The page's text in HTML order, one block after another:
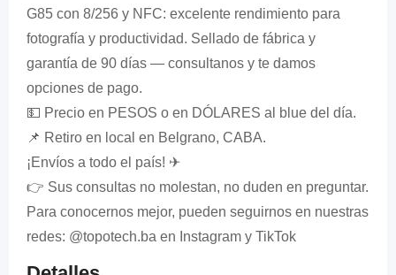
G85 con 8/256 y NFC: excelente rendimiento para
fotografía y productividad. Sellado de fábrica y
garantía de 90 días — consultanos y te damos
opciones de pago.
💵 Precio en PESOS o en DÓLARES al blue del día.
📌 Retiro en local en Belgrano, CABA.
¡Envíos a todo el país! ✈
👉 Sus consultas no molestan, no duden en preguntar.
Para conocernos mejor, pueden seguirnos en nuestras
redes: @topotech.ba en Instagram y TikTok